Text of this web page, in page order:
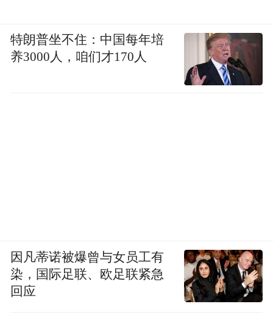
特朗普坐不住：中国每年培
养3000人，咱们才170人
因凡蒂诺被爆曾与女员工有
染，国际足联、欧足联紧急
回应